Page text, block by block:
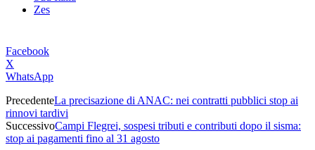
Zes
Facebook
X
WhatsApp
PrecedenteLa precisazione di ANAC: nei contratti pubblici stop ai
rinnovi tardivi
SuccessivoCampi Flegrei, sospesi tributi e contributi dopo il sisma:
stop ai pagamenti fino al 31 agosto